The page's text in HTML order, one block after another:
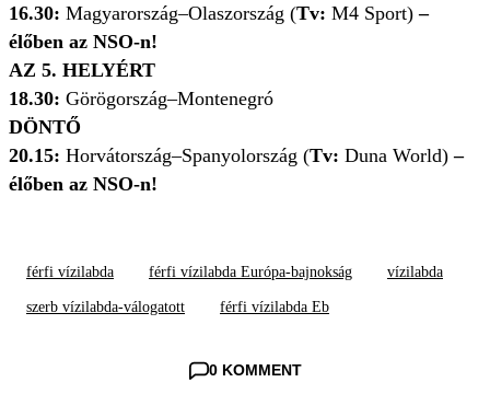
16.30: Magyarország–Olaszország (Tv: M4 Sport)–
élőben az NSO-n!
AZ 5. HELYÉRT
18.30: Görögország–Montenegró
DÖNTŐ
20.15: Horvátország–Spanyolország (Tv: Duna World)–
élőben az NSO-n!
férfi vízilabda férfi vízilabda Európa-bajnokság vízilabda
szerb vízilabda-válogatott férfi vízilabda Eb
0 KOMMENT